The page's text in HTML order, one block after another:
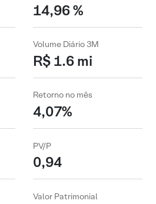
14,96 %
Volume Diário 3M
R$ 1.6 mi
Retorno no mês
4,07%
PV/P
0,94
Valor Patrimonial